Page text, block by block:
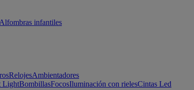
Alfombras infantiles
RelojesAmbientadores
LightBombillasFocosIluminación con rielesCintas Led